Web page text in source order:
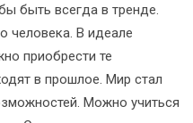
быть всегда в тренде.
человека. В идеале
приобрести те
в прошлое. Мир стал
Можно учиться